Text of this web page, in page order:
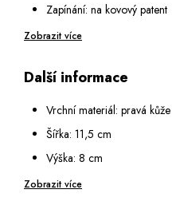
Zapínání: na kovový patent
Vnitřní vybavení:
2 otevřené
3 přihrádky na karty
Na zadní straně: 1
Zobrazit více
Další informace
Vrchní materiál: pravá kůže
Šířka: 11,5 cm
Výška: 8 cm
Hloubka: 2 cm
Zobrazit více